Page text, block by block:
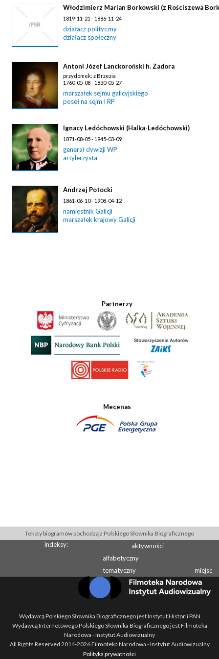
Włodzimierz Marian Borkowski (z Rościszewa
1819-11-21 - 1886-11-24
działacz polityczny
działacz społeczny
Antoni Józef Lanckoroński h. Zadora
przydomek: z Brzezia
1760-05-08 - 1830-05-27
marszałek sejmu galicyjskiego
poseł na sejm I RP
Ignacy Ledóchowski (Halka-Ledóchowski)
1871-08-05 - 1945-03-09
generał dywizji WP
artylerzysta
Andrzej Potocki
1861-06-10 - 1908-04-12
namiestnik Galicji
marszałek krajowy Galicji
Partnerzy
Mecenas
Teksty biogramów pochodzą z Polskiego Słownika Biograficznego
Indeksy:
aktywności
alfabetyczny
tematyczny
miejsc
Wydawcą Polskiego Słownika Biograficznego jest Instytut Historii PAN
Wydawcą Internetowego Polskiego Słownika Biograficznego jest Filmoteka
Narodowa - Instytut Audiowizualny
All Rights Reserved 2014-2026Filmoteka Narodowa - Instytut Audiowizualny
Polityka prywatności